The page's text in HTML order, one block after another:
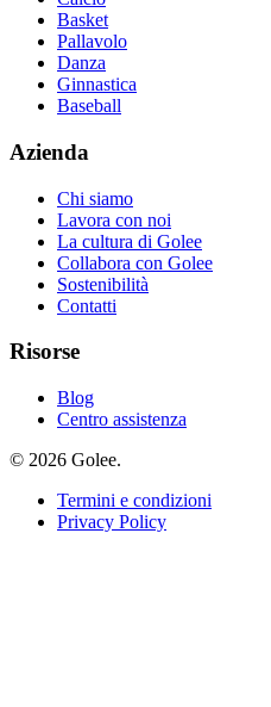
Basket
Pallavolo
Danza
Ginnastica
Baseball
Azienda
Chi siamo
Lavora con noi
La cultura di Golee
Collabora con Golee
Sostenibilità
Contatti
Risorse
Blog
Centro assistenza
© 2026 Golee.
Termini e condizioni
Privacy Policy